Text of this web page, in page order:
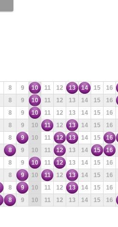
8 9 10 11 12 13 14 15 16
8 9 10 11 12 13 14 15 16
8 9 10 11 12 13 14 15 16
8 9 10 11 12 13 14 15 16
8 9 10 11 12 13 14 15 16
8 9 10 11 12 13 14 15 16
8 9 10 11 12 13 14 15 16
8 9 10 11 12 13 14 15 16
8 9 10 11 12 13 14 15 16
8 9 10 11 12 13 14 15 16